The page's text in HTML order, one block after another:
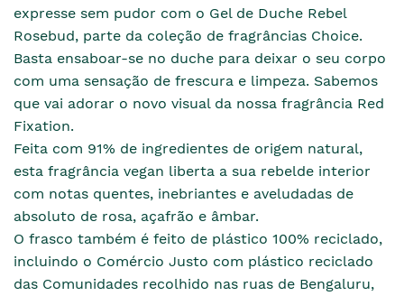
expresse sem pudor com o Gel de Duche Rebel
Rosebud, parte da coleção de fragrâncias Choice.
Basta ensaboar-se no duche para deixar o seu corpo
com uma sensação de frescura e limpeza. Sabemos
que vai adorar o novo visual da nossa fragrância Red
Fixation.
Feita com 91% de ingredientes de origem natural,
esta fragrância vegan liberta a sua rebelde interior
com notas quentes, inebriantes e aveludadas de
absoluto de rosa, açafrão e âmbar.
O frasco também é feito de plástico 100% reciclado,
incluindo o Comércio Justo com plástico reciclado
das Comunidades recolhido nas ruas de Bengaluru,